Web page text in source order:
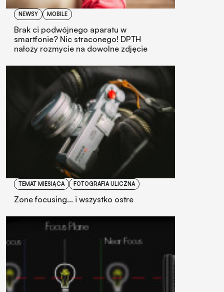
NEWSY MOBILE
Brak ci podwójnego aparatu w
smartfonie? Nic straconego! DPTH
nałoży rozmycie na dowolne zdjęcie
TEMAT MIESIĄCA FOTOGRAFIA ULICZNA
Zone focusing... i wszystko ostre